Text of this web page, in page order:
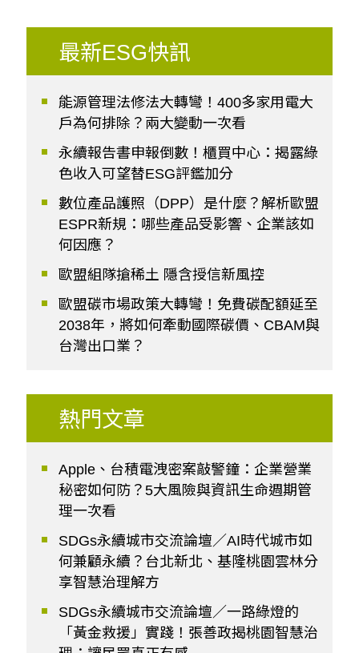
最新ESG快訊
能源管理法修法大轉彎！400多家用電大
戶為何排除？兩大變動一次看
永續報告書申報倒數！櫃買中心：揭露綠
色收入可望替ESG評鑑加分
數位產品護照（DPP）是什麼？解析歐盟
ESPR新規：哪些產品受影響、企業該如
何因應？
歐盟組隊搶稀土 隱含授信新風控
歐盟碳市場政策大轉彎！免費碳配額延至
2038年，將如何牽動國際碳價、CBAM與
台灣出口業？
熱門文章
Apple、台積電洩密案敲警鐘：企業營業
秘密如何防？5大風險與資訊生命週期管
理一次看
SDGs永續城市交流論壇／AI時代城市如
何兼顧永續？台北新北、基隆桃園雲林分
享智慧治理解方
SDGs永續城市交流論壇／一路綠燈的
「黃金救援」實踐！張善政揭桃園智慧治